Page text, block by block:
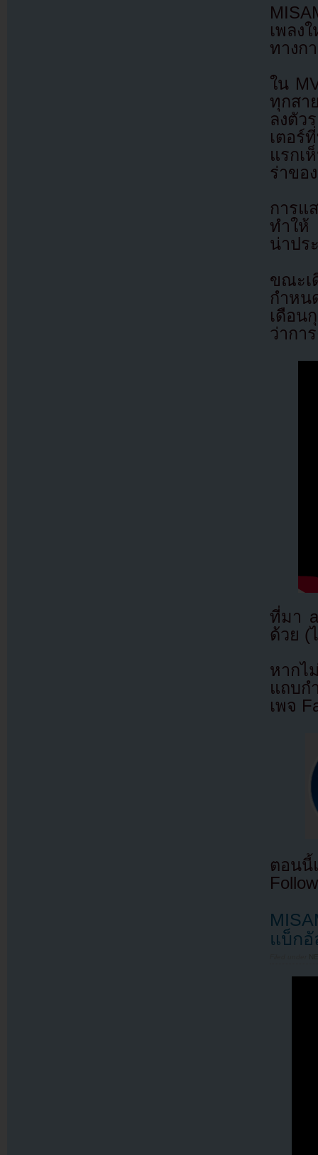
เพลง
ทางก
ใน
ทุกสา
ลงตัว
เตอร์
แรกเ
ร่าขอ
การแ
ทำให้
น่าปร
ขณะเ
กำห
เดือน
ว่ากา
ที่มา
ด้วย (
หากไ
แถบก
เพจ
ตอนนี้
แบ็ก